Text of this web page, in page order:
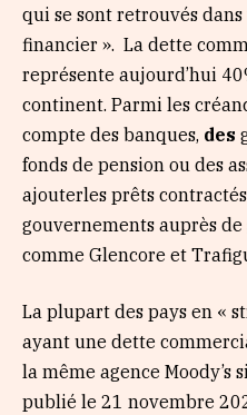
qui se sont retrouvés
financier ». La dette
représente aujourd’hui
continent. Parmi les
compte des banques, des
fonds de pension ou des
ajouterles prêts
gouvernements auprès
comme Glencore et
La plupart des pays en «
ayant une dette
la même agence
publié le 21 novembre